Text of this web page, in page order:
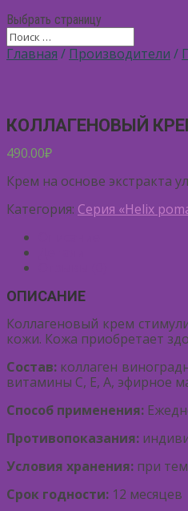
Выбрать страницу
Главная / Производители /
КОЛЛАГЕНОВЫЙ
490.00₽
Крем на основе экстракта
Категория: Серия «Helix
ОПИСАНИЕ
Коллагеновый крем
кожи. Кожа приобретает
Состав: коллаген
витамины С, Е, А, эфирное
Способ применения:
Противопоказания:
Условия хранения: при
Срок годности: 12 месяцев